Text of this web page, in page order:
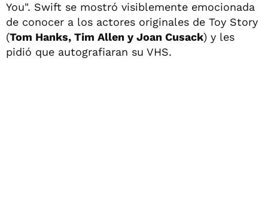
You". Swift se mostró visiblemente emocionada
de conocer a los actores originales de Toy Story
(Tom Hanks, Tim Allen y Joan Cusack) y les
pidió que autografiaran su VHS.